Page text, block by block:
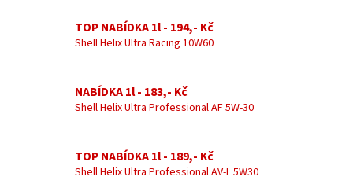
TOP NABÍDKA 1l - 194,- Kč
Shell Helix Ultra Racing 10W60
NABÍDKA 1l - 183,- Kč
Shell Helix Ultra Professional AF 5W-30
TOP NABÍDKA 1l - 189,- Kč
Shell Helix Ultra Professional AV-L 5W30